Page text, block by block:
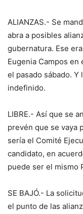
ALIANZAS.- Se
abra a posibles
gubernatura. Ese
Eugenia Campos
el pasado sábado.
indefinido.
LIBRE.- Así que se
prevén que se vaya
sería el Comité
candidato, en
puede ser el mismo
SE BAJÓ.- La
el punto de las